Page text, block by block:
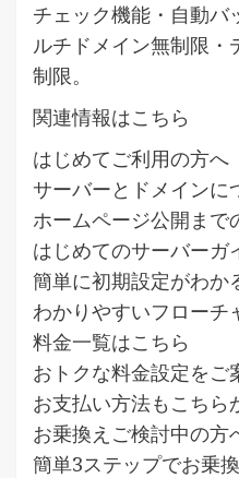
チェック機能・自動バ
ルチドメイン無制限
制限。
関連情報はこちら
はじめてご利用の方へ
サーバーとドメインに
ホームページ公開まで
はじめてのサーバーガ
簡単に初期設定がわか
わかりやすいフローチ
料金一覧はこちら
おトクな料金設定をご
お支払い方法もこちら
お乗換えご検討中の方
簡単3ステップでお乗換